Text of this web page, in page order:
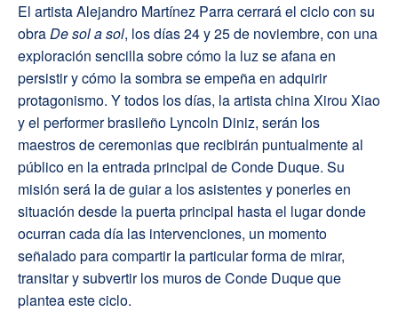
El artista Alejandro Martínez Parra cerrará el ciclo con su
obraDe sol a sol, los días 24 y 25 de noviembre, con una
exploración sencilla sobre cómo la luz se afana en
persistir y cómo la sombra se empeña en adquirir
protagonismo. Y todos los días, la artista china Xirou Xiao
y el performer brasileño Lyncoln Diniz, serán los
maestros de ceremonias que recibirán puntualmente al
público en la entrada principal de Conde Duque. Su
misión será la de guiar a los asistentes y ponerles en
situación desde la puerta principal hasta el lugar donde
ocurran cada día las intervenciones, un momento
señalado para compartir la particular forma de mirar,
transitar y subvertir los muros de Conde Duque que
plantea este ciclo.